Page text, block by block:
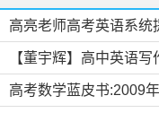
高亮老师高考英语系统
【董宇辉】高中英语
高考数学蓝皮书:2009